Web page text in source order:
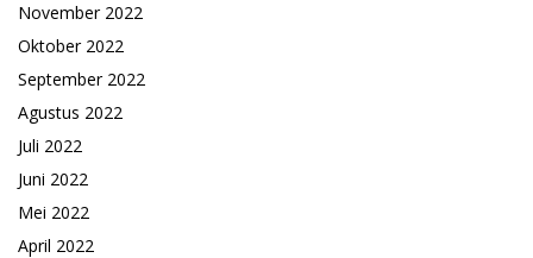
November 2022
Oktober 2022
September 2022
Agustus 2022
Juli 2022
Juni 2022
Mei 2022
April 2022